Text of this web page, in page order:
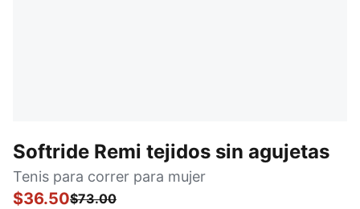
Softride Remi tejidos sin agujetas
Tenis para correr para mujer
$36.50$73.00